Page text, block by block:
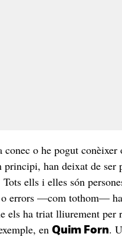
conec o he pogut conèixer
han deixat de ser
ells i elles són
o errors —com tothom—
els ha triat lliurement per
en Quim Forn.